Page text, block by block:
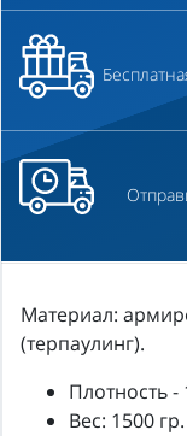
Материал:
(терпаулинг).
Плотность -
Вес: 1500 гр.